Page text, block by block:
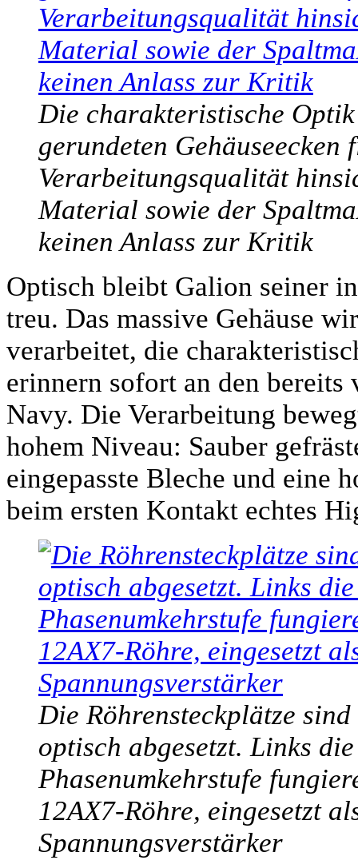
Die charakteristische
gerundeten
Verarbeitungsqualität
Material sowie der
keinen Anlass zur Kritik
Optisch bleibt Galion seiner
treu. Das massive Gehäuse
verarbeitet, die
erinnern sofort an den bereits
Navy. Die Verarbeitung
hohem Niveau: Sauber
eingepasste Bleche und eine
beim ersten Kontakt echtes
Die Röhrensteckplätze
optisch abgesetzt. Links
Phasenumkehrstufe
12AX7-Röhre, eingesetzt
Spannungsverstärker